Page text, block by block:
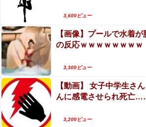
3,600ビュー
【画像】プールで水着
の反応ｗｗｗｗｗｗｗｗ
3,300ビュー
【動画】 女子中学生さ
んに感電させられ死亡
3,200ビュー